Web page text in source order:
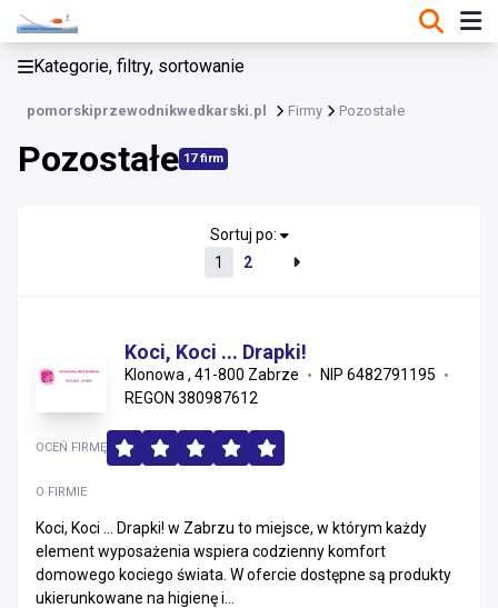
Kategorie, filtry, sortowanie
pomorskiprzewodnikwedkarski.pl Firmy Pozostałe
Pozostałe 17 firm
Firmy
Sortuj po:
1
2
Koci, Koci ... Drapki!
Klonowa , 41-800 Zabrze
NIP 6482791195
REGON 380987612
O FIRMIE
Koci, Koci ... Drapki! w Zabrzu to miejsce, w którym każdy
element wyposażenia wspiera codzienny komfort
domowego kociego świata. W ofercie dostępne są produkty
ukierunkowane na higienę i...
OCEŃ FIRMĘ